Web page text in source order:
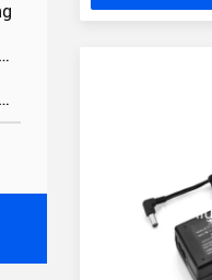
86-0755-13410274294
86-0755-28079166